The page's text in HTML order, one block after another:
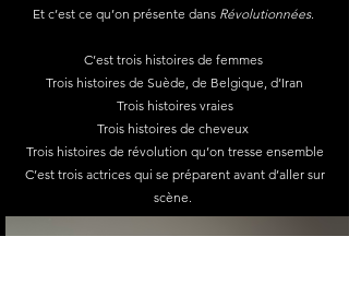
Et c’est ce qu’on présente dans Révolutionnées.
C’est trois histoires de femmes
Trois histoires de Suède, de Belgique, d’Iran
Trois histoires vraies
Trois histoires de cheveux
Trois histoires de révolution qu’on tresse ensemble
C’est trois actrices qui se préparent avant d’aller sur
scène.